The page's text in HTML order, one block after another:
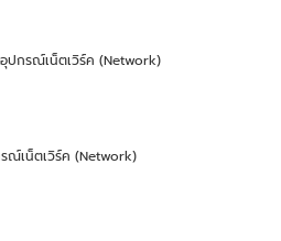
อุปกรณ์เน็ตเวิร์ค (Network)
ณ์เน็ตเวิร์ค (Network)